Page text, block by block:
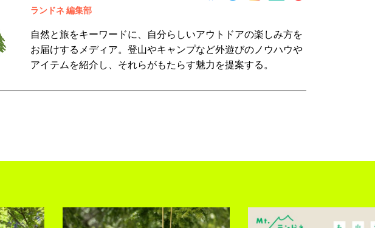
ランドネ 編集部
自然と旅をキーワードに、自分らしいアウトドアの楽しみ方を
お届けするメディア。登山やキャンプなど外遊びのノウハウや
アイテムを紹介し、それらがもたらす魅力を提案する。